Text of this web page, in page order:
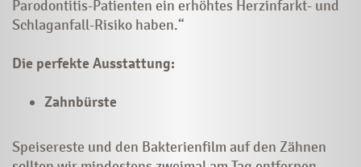
Parodontitis-Patienten ein erhöhtes Herzinfarkt- und
Schlaganfall-Risiko haben.“
Die perfekte Ausstattung:
Zahnbürste
Speisereste und den Bakterienfilm auf den Zähnen